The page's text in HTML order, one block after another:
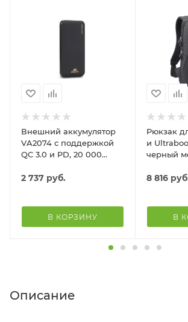
Внешний аккумулятор
VA2074 с поддержкой
QC 3.0 и PD, 20 000
2 737 руб.
В КОРЗИНУ
Рюкзак
и
черный
8 816
В
Описание